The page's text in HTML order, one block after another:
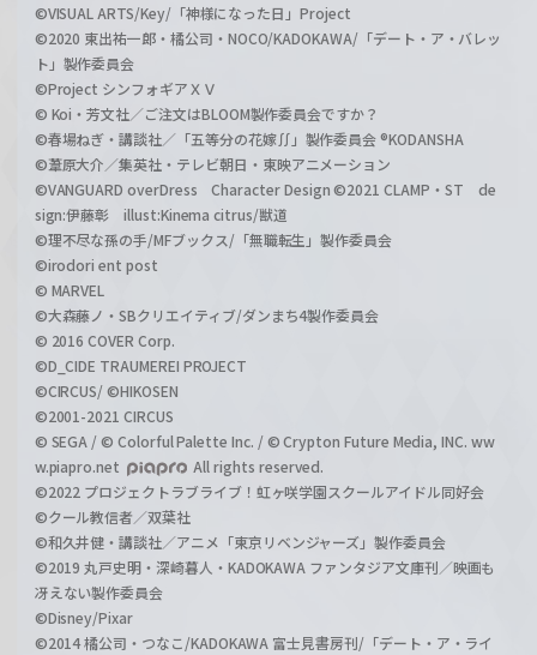
©VISUAL ARTS/Key/「神様になった日」Project
©2020 東出祐一郎・橘公司・NOCO/KADOKAWA/「デート・ア・バレッ
ト」製作委員会
©Project シンフォギアＸＶ
© Koi・芳文社／ご注文はBLOOM製作委員会ですか？
©春場ねぎ・講談社／「五等分の花嫁∬」製作委員会 ®KODANSHA
©葦原大介／集英社・テレビ朝日・東映アニメーション
©VANGUARD overDress Character Design ©2021 CLAMP・ST de
sign:伊藤彰 illust:Kinema citrus/獣道
©理不尽な孫の手/MFブックス/「無職転生」製作委員会
©irodori ent post
© MARVEL
©大森藤ノ・SBクリエイティブ/ダンまち4製作委員会
© 2016 COVER Corp.
©D_CIDE TRAUMEREI PROJECT
©CIRCUS/ ©HIKOSEN
©2001-2021 CIRCUS
© SEGA / © Colorful Palette Inc. / © Crypton Future Media, INC. ww
w.piapro.net
All rights reserved.
©2022 プロジェクトラブライブ！虹ヶ咲学園スクールアイドル同好会
©クール教信者／双葉社
©和久井健・講談社／アニメ「東京リベンジャーズ」製作委員会
©2019 丸戸史明・深崎暮人・KADOKAWA ファンタジア文庫刊／映画も
冴えない製作委員会
©Disney/Pixar
©2014 橘公司・つなこ/KADOKAWA 富士見書房刊/「デート・ア・ライ